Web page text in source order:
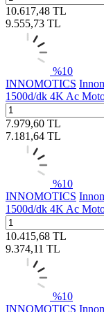
10.617,48 TL
9.555,73 TL
%10
INNOMOTICS
1500d/dk 4K Ac
7.979,60 TL
7.181,64 TL
%10
INNOMOTICS
1500d/dk 4K Ac
10.415,68 TL
9.374,11 TL
%10
INNOMOTICS